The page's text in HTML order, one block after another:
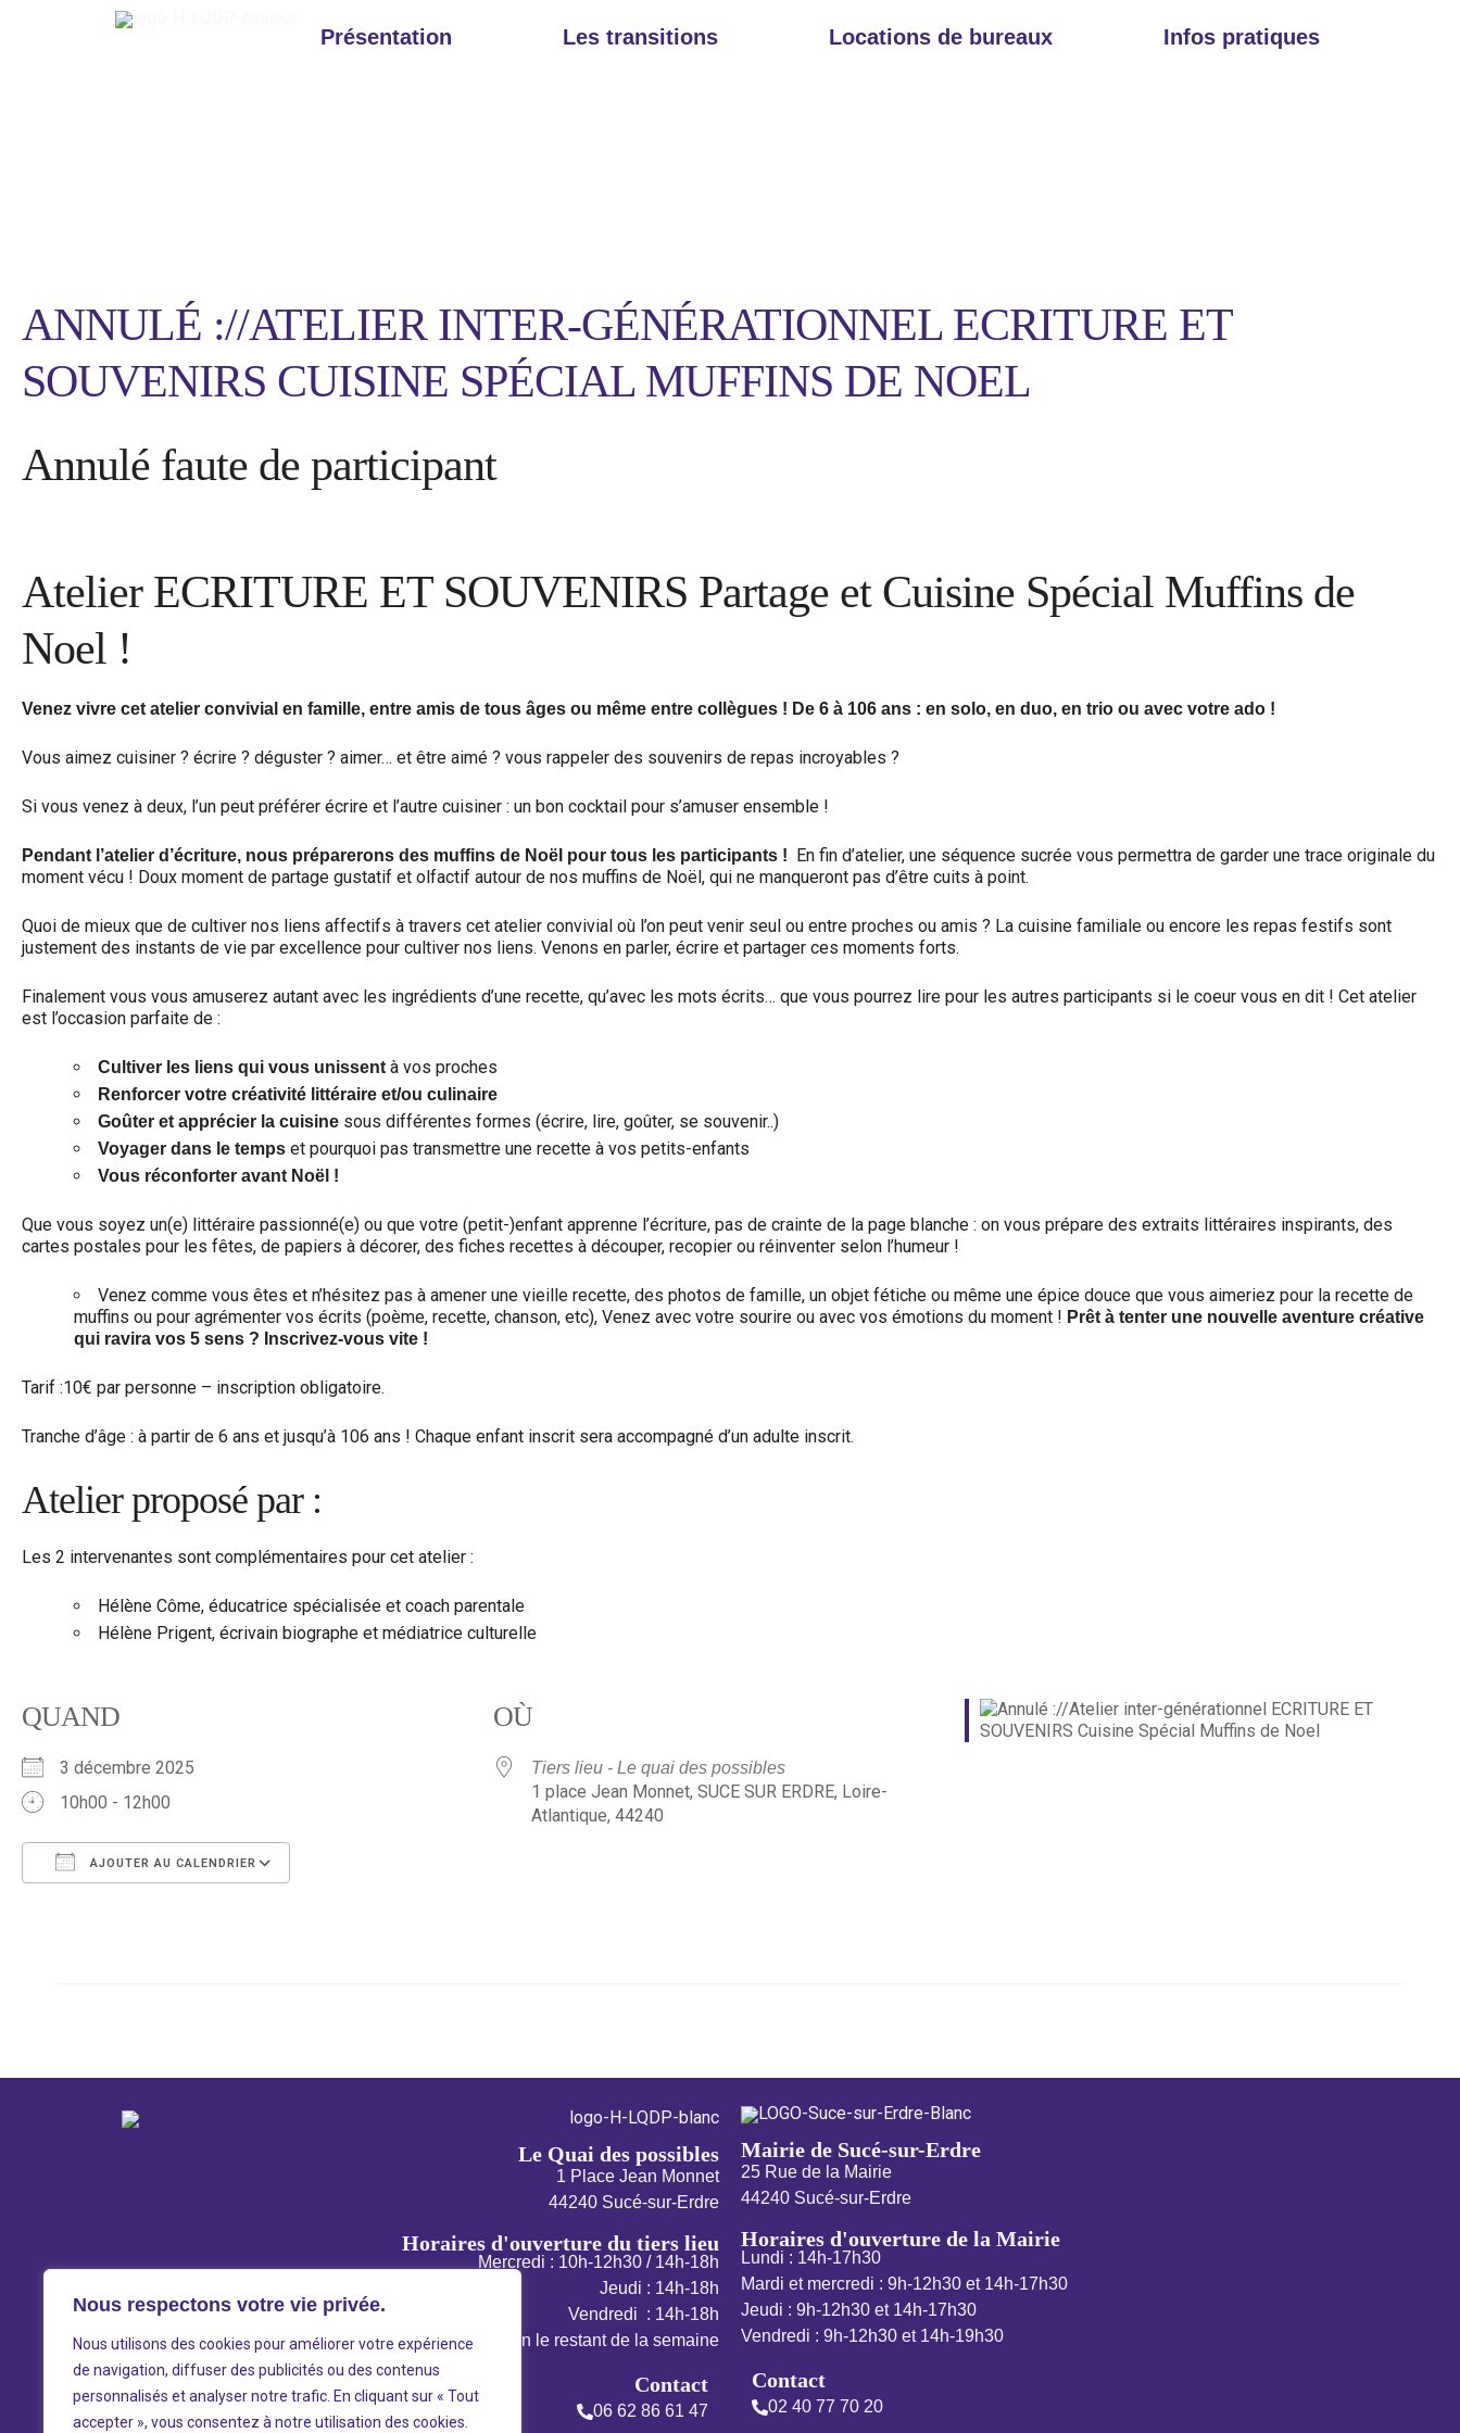
Nous respectons votre vie privée.
Nous utilisons des cookies pour améliorer votre expérience
de navigation, diffuser des publicités ou des contenus
personnalisés et analyser notre trafic. En cliquant sur « Tout
accepter », vous consentez à notre utilisation des cookies.
Présentation Les transitions Locations de bureaux Infos pratiques
ANNULÉ ://ATELIER INTER-GÉNÉRATIONNEL ECRITURE ET
SOUVENIRS CUISINE SPÉCIAL MUFFINS DE NOEL
Annulé faute de participant
Atelier ECRITURE ET SOUVENIRS Partage et Cuisine Spécial Muffins de
Noel !
Venez vivre cet atelier convivial en famille, entre amis de tous âges ou même entre collègues ! De 6 à 106 ans : en solo, en duo, en trio ou avec votre ado !
Vous aimez cuisiner ? écrire ? déguster ? aimer… et être aimé ? vous rappeler des souvenirs de repas incroyables ?
Si vous venez à deux, l’un peut préférer écrire et l’autre cuisiner : un bon cocktail pour s’amuser ensemble !
Pendant l’atelier d’écriture, nous préparerons des muffins de Noël pour tous les participants ! En fin d’atelier, une séquence sucrée vous permettra de garder une trace originale du
moment vécu ! Doux moment de partage gustatif et olfactif autour de nos muffins de Noël, qui ne manqueront pas d’être cuits à point.
Quoi de mieux que de cultiver nos liens affectifs à travers cet atelier convivial où l’on peut venir seul ou entre proches ou amis ? La cuisine familiale ou encore les repas festifs sont
justement des instants de vie par excellence pour cultiver nos liens. Venons en parler, écrire et partager ces moments forts.
Finalement vous vous amuserez autant avec les ingrédients d’une recette, qu’avec les mots écrits… que vous pourrez lire pour les autres participants si le coeur vous en dit ! Cet atelier
est l’occasion parfaite de :
Cultiver les liens qui vous unissentà vos proches
Renforcer votre créativité littéraire et/ou culinaire
Goûter et apprécier la cuisine sous différentes formes (écrire, lire, goûter, se souvenir..)
Voyager dans le temps et pourquoi pas transmettre une recette à vos petits-enfants
Vous réconforter avant Noël !
Que vous soyez un(e) littéraire passionné(e) ou que votre (petit-)enfant apprenne l’écriture, pas de crainte de la page blanche : on vous prépare des extraits littéraires inspirants, des
cartes postales pour les fêtes, de papiers à décorer, des fiches recettes à découper, recopier ou réinventer selon l’humeur !
Venez comme vous êtes et n’hésitez pas à amener une vieille recette, des photos de famille, un objet fétiche ou même une épice douce que vous aimeriez pour la recette de
muffins ou pour agrémenter vos écrits (poème, recette, chanson, etc), Venez avec votre sourire ou avec vos émotions du moment ! Prêt à tenter une nouvelle aventure créative
qui ravira vos 5 sens ? Inscrivez-vous vite !
Tarif :10€ par personne – inscription obligatoire.
Tranche d’âge : à partir de 6 ans et jusqu’à 106 ans ! Chaque enfant inscrit sera accompagné d’un adulte inscrit.
Atelier proposé par :
Les 2 intervenantes sont complémentaires pour cet atelier :
Hélène Côme, éducatrice spécialisée et coach parentale
Hélène Prigent, écrivain biographe et médiatrice culturelle
QUAND
3 décembre 2025
10h00 - 12h00
AJOUTER AU CALENDRIER
OÙ
Tiers lieu - Le quai des possibles
1 place Jean Monnet, SUCE SUR ERDRE, Loire-
Atlantique, 44240
Le Quai des possibles
1 Place Jean Monnet
44240 Sucé-sur-Erdre
Horaires d'ouverture du tiers lieu
Mercredi : 10h-12h30 / 14h-18h
Jeudi : 14h-18h
Vendredi : 14h-18h
Ouverture selon la programmation le restant de la semaine
Contact
06 62 86 61 47
Mairie de Sucé-sur-Erdre
25 Rue de la Mairie
44240 Sucé-sur-Erdre
Horaires d'ouverture de la Mairie
Lundi : 14h-17h30
Mardi et mercredi : 9h-12h30 et 14h-17h30
Jeudi : 9h-12h30 et 14h-17h30
Vendredi : 9h-12h30 et 14h-19h30
Contact
02 40 77 70 20